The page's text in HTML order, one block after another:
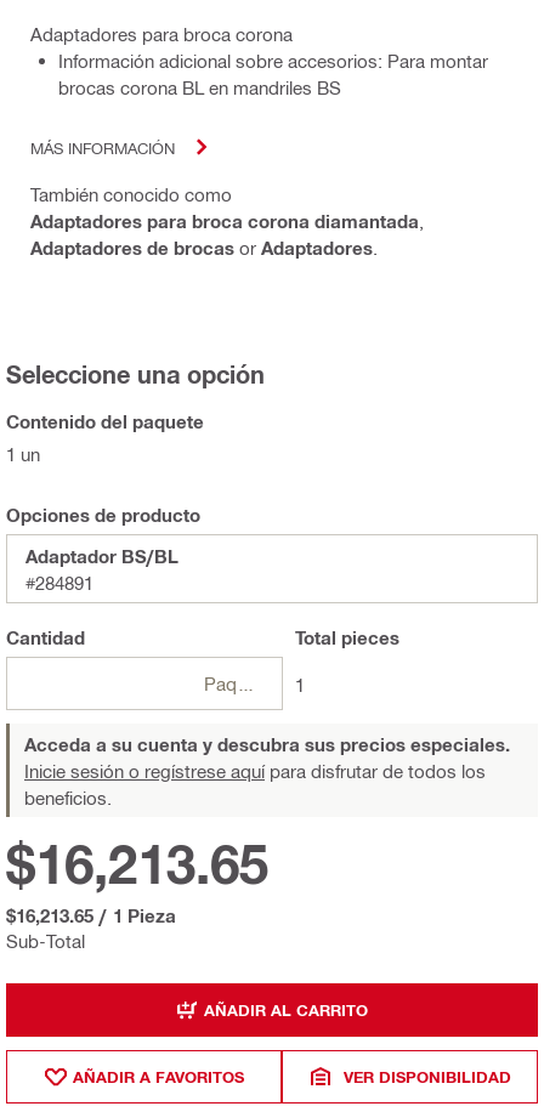
Adaptadores para broca corona
Información adicional sobre accesorios: Para montar
brocas corona BL en mandriles BS
MÁS INFORMACIÓN
También conocido como
Adaptadores para broca corona diamantada
Adaptadores de brocas or Adaptadores
Seleccione una opción
Contenido del paquete
1 un
Opciones de producto
Adaptador BS/BL
#284891
Cantidad Total pieces
1
Acceda a su cuenta y descubra sus precios especiales.
Inicie sesión o regístrese aquípara disfrutar de todos los
beneficios.
Sub-Total
$16,213.65
$16,213.65 / 1 Pieza
AÑADIR AL CARRITO
AÑADIR A FAVORITOS VER DISPONIBILIDAD